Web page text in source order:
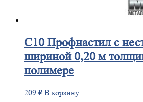
С10Профнастил с
шириной 0,20 м
полимере
209 ₽ В корзину